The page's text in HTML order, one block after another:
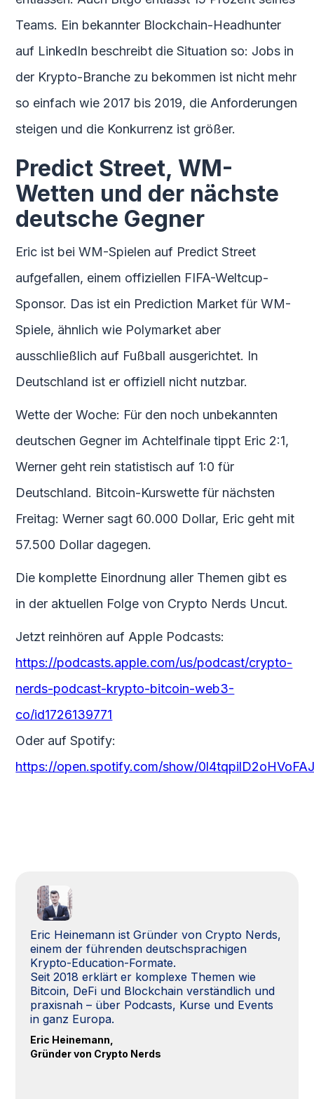
Teams. Ein bekannter Blockchain-Headhunter
auf LinkedIn beschreibt die Situation so: Jobs in
der Krypto-Branche zu bekommen ist nicht mehr
so einfach wie 2017 bis 2019, die Anforderungen
steigen und die Konkurrenz ist größer.
Predict Street, WM-
Wetten und der nächste
deutsche Gegner
Eric ist bei WM-Spielen auf Predict Street
aufgefallen, einem offiziellen FIFA-Weltcup-
Sponsor. Das ist ein Prediction Market für WM-
Spiele, ähnlich wie Polymarket aber
ausschließlich auf Fußball ausgerichtet. In
Deutschland ist er offiziell nicht nutzbar.
Wette der Woche: Für den noch unbekannten
deutschen Gegner im Achtelfinale tippt Eric 2:1,
Werner geht rein statistisch auf 1:0 für
Deutschland. Bitcoin-Kurswette für nächsten
Freitag: Werner sagt 60.000 Dollar, Eric geht mit
57.500 Dollar dagegen.
Die komplette Einordnung aller Themen gibt es
in der aktuellen Folge von Crypto Nerds Uncut.
Jetzt reinhören auf Apple Podcasts:
https://podcasts.apple.com/us/podcast/crypto-
nerds-podcast-krypto-bitcoin-web3-
co/id1726139771
Oder auf Spotify:
https://open.spotify.com/show/
Eric Heinemann ist Gründer von Crypto Nerds,
einem der führenden deutschsprachigen
Krypto-Education-Formate.
Seit 2018 erklärt er komplexe Themen wie
Bitcoin, DeFi und Blockchain verständlich und
praxisnah – über Podcasts, Kurse und Events
in ganz Europa.
Eric Heinemann,
Gründer von Crypto Nerds